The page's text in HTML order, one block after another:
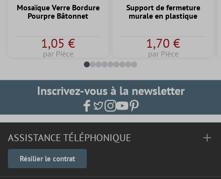
Mosaïque Verre Bordure
Pourpre Bâtonnet
1,05 €
par Pièce
Support de fermeture
murale en plastique
1,70 €
par Pièce
Inscrivez-vous à la newsletter
ASSISTANCE TÉLÉPHONIQUE
Résilier le contrat